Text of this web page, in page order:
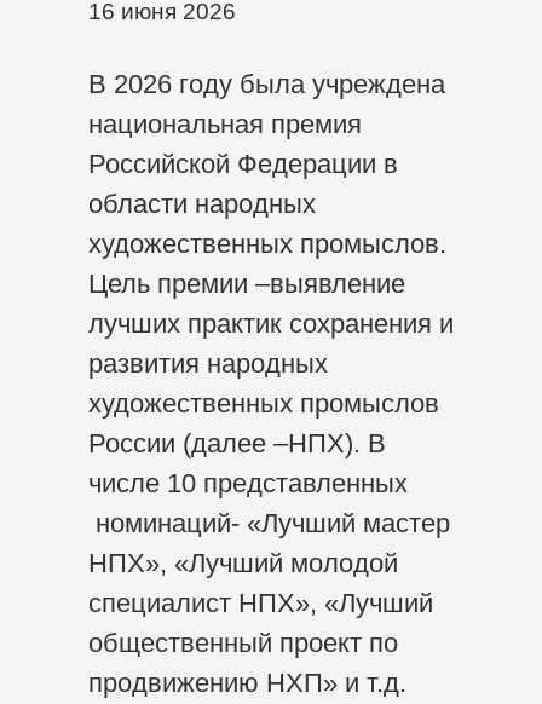
16 июня 2026
В 2026 году была учреждена
национальная премия
Российской Федерации в
области народных
художественных промыслов.
Цель премии –выявление
лучших практик сохранения и
развития народных
художественных промыслов
России (далее –НПХ). В
числе 10 представленных
номинаций- «Лучший мастер
НПХ», «Лучший молодой
специалист НПХ», «Лучший
общественный проект по
продвижению НХП» и т.д.